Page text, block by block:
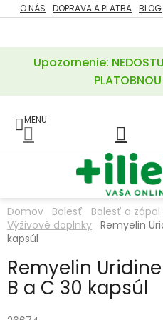
Prejsť
na
Upozornenie:
O NÁS DOPRAVA A PLATBA BLOG
ZĽAVY
POTREBY
A
LIEKY
VITAMÍNY
A
MINERÁLY
KOZMETIKA
Domov Bolesť
Bolesť a
Výživové doplnky Remyelin
kapsúl
Remyelin
B a C 30 kapsúl